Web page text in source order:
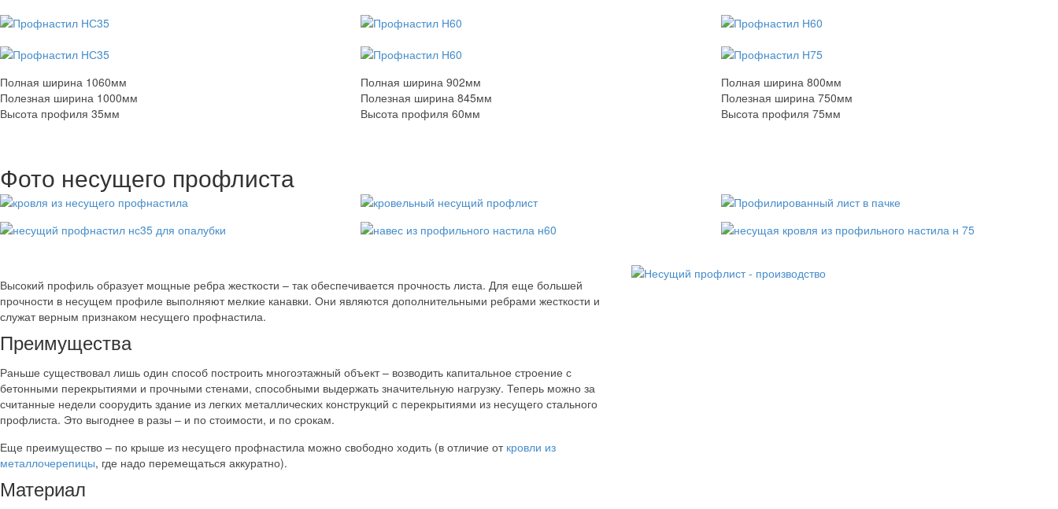
Полная ширина 1060мм
Полезная ширина 1000мм
Высота профиля 35мм
Полная ширина 902мм
Полезная ширина 845мм
Высота профиля 60мм
Полная ширина 800мм
Полезная ширина 750мм
Высота профиля 75мм
Фото несущего профлиста
Высокий профиль образует мощные ребра жесткости – так обеспечивается прочность листа. Для еще большей
прочности в несущем профиле выполняют мелкие канавки. Они являются дополнительными ребрами жесткости и
служат верным признаком несущего профнастила.
Преимущества
Раньше существовал лишь один способ построить многоэтажный объект – возводить капитальное строение с
бетонными перекрытиями и прочными стенами, способными выдержать значительную нагрузку. Теперь можно за
считанные недели соорудить здание из легких металлических конструкций с перекрытиями из несущего стального
профлиста. Это выгоднее в разы – и по стоимости, и по срокам.
Еще преимущество – по крыше из несущего профнастила можно свободно ходить (в отличие от кровли из
металлочерепицы, где надо перемещаться аккуратно).
Материал